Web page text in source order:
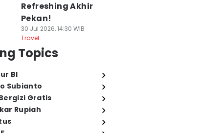
Refreshing Akhir
Pekan!
30 Jul 2026, 14:30 WIB
Travel
Topics
BI
Subianto
Gratis
Rupiah